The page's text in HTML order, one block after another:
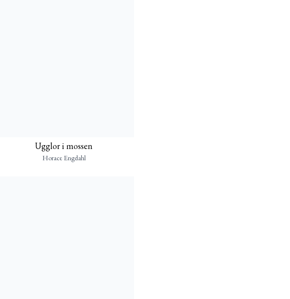
Ugglor i mossen
Horace Engdahl